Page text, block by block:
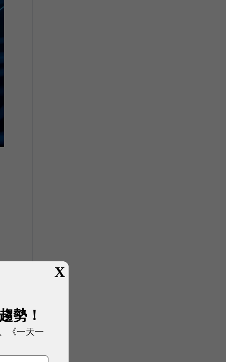
X
勢！
《一天一